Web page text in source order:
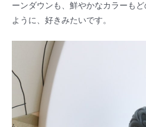
ーンダウンも、鮮やかなカラーも
ように、好きみたいです。